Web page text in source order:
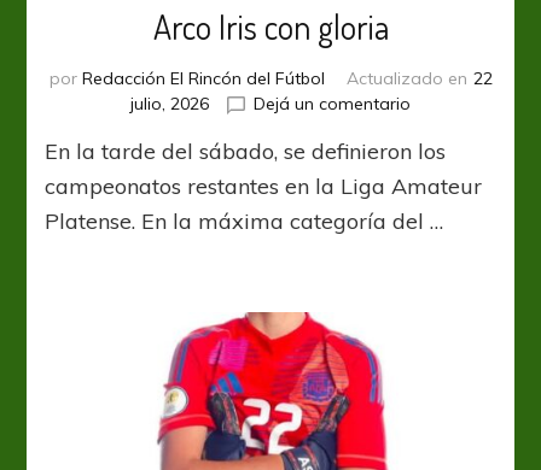
Arco Iris con gloria
por Redacción El Rincón del Fútbol Actualizado en 22
julio, 2026
Dejá un comentario
Iris
con
En la tarde del sábado, se definieron los
campeonatos restantes en la Liga Amateur
Platense. En la máxima categoría del …